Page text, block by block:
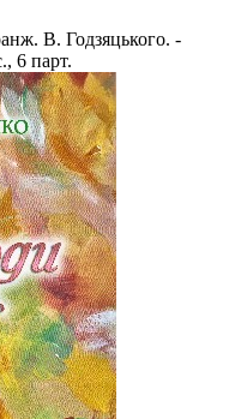
В. Годзяцького. -
6 парт.